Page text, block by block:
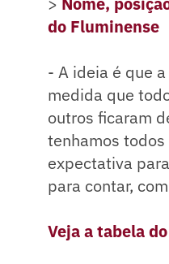
do Fluminense
- A ideia é que
medida que
outros ficaram
tenhamos
expectativa
para contar,
Veja a tabela